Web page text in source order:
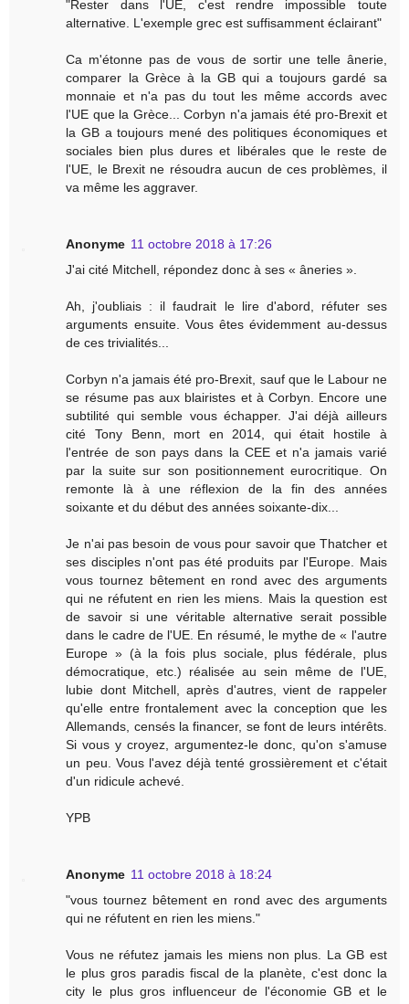
"Rester dans l'UE, c'est rendre impossible toute
alternative. L'exemple grec est suffisamment éclairant"
Ca m'étonne pas de vous de sortir une telle ânerie,
comparer la Grèce à la GB qui a toujours gardé sa
monnaie et n'a pas du tout les même accords avec
l'UE que la Grèce... Corbyn n'a jamais été pro-Brexit et
la GB a toujours mené des politiques économiques et
sociales bien plus dures et libérales que le reste de
l'UE, le Brexit ne résoudra aucun de ces problèmes, il
va même les aggraver.
Anonyme 11 octobre 2018 à 17:26
J'ai cité Mitchell, répondez donc à ses « âneries ».
Ah, j'oubliais : il faudrait le lire d'abord, réfuter ses
arguments ensuite. Vous êtes évidemment au-dessus
de ces trivialités...
Corbyn n'a jamais été pro-Brexit, sauf que le Labour ne
se résume pas aux blairistes et à Corbyn. Encore une
subtilité qui semble vous échapper. J'ai déjà ailleurs
cité Tony Benn, mort en 2014, qui était hostile à
l'entrée de son pays dans la CEE et n'a jamais varié
par la suite sur son positionnement eurocritique. On
remonte là à une réflexion de la fin des années
soixante et du début des années soixante-dix...
Je n'ai pas besoin de vous pour savoir que Thatcher et
ses disciples n'ont pas été produits par l'Europe. Mais
vous tournez bêtement en rond avec des arguments
qui ne réfutent en rien les miens. Mais la question est
de savoir si une véritable alternative serait possible
dans le cadre de l'UE. En résumé, le mythe de « l'autre
Europe » (à la fois plus sociale, plus fédérale, plus
démocratique, etc.) réalisée au sein même de l'UE,
lubie dont Mitchell, après d'autres, vient de rappeler
qu'elle entre frontalement avec la conception que les
Allemands, censés la financer, se font de leurs intérêts.
Si vous y croyez, argumentez-le donc, qu'on s'amuse
un peu. Vous l'avez déjà tenté grossièrement et c'était
d'un ridicule achevé.
YPB
Anonyme 11 octobre 2018 à 18:24
"vous tournez bêtement en rond avec des arguments
qui ne réfutent en rien les miens."
Vous ne réfutez jamais les miens non plus. La GB est
le plus gros paradis fiscal de la planète, c'est donc la
city le plus gros influenceur de l'économie GB et le